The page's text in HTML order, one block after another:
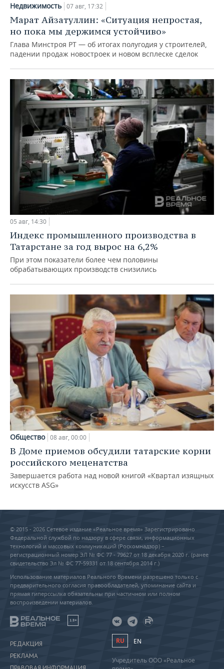
Недвижимость 07 авг, 17:32
Марат Айзатуллин: «Ситуация непростая,
но пока мы держимся устойчиво»
Глава Минстроя РТ — об итогах полугодия у строителей,
падении продаж новостроек и новом всплеске сделок
05 авг, 14:30
Индекс промышленного производства в
Татарстане за год вырос на 6,2%
При этом показатели более чем половины
обрабатывающих производств снизились
Общество 08 авг, 00:00
В Доме приемов обсудили татарские корни
российского меценатства
Завершается работа над новой книгой «Квартал изящных
искусств ASG»
© 2015 - 2026 Сетевое издание «Реальное время» Зарегистрировано
Федеральной службой по надзору в сфере связи, информационных
технологий и массовых коммуникаций (Роскомнадзор) –
регистрационный номер ЭЛ № ФС 77 - 79627 от 18 декабря 2020 г. (ранее
свидетельство Эл № ФС 77-59331 от 18 сентября 2014 г.)
Использование материалов Реального Времени разрешено только с
предварительного согласия правообладателей, упоминание сайта и
прямая гиперссылка обязательны при частичном или полном
воспроизведении материалов.
18+
РЕДАКЦИЯ
РЕКЛАМА
RU EN
Учредитель ООО «Реальное